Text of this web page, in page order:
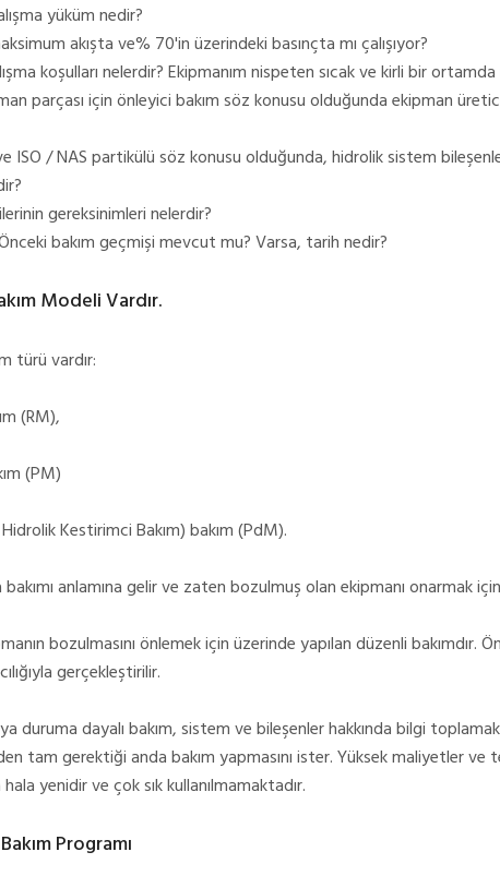
yüküm nedir?
akışta ve% 70'in üzerindeki basınçta mı çalışıyor?
koşulları nelerdir? Ekipmanım nispeten sıcak ve kirli bir
parçası için önleyici bakım söz konusu olduğunda ekipman
ISO / NAS partikülü söz konusu olduğunda, hidrolik sistem
gereksinimleri nelerdir?
bakım geçmişi mevcut mu? Varsa, tarih nedir?
Modeli Vardır.
türü vardır:
(RM),
(PM)
Kestirimci Bakım) bakım (PdM).
anlamına gelir ve zaten bozulmuş olan ekipmanı onarmak
bozulmasını önlemek için üzerinde yapılan düzenli bakımdır.
gerçekleştirilir.
duruma dayalı bakım, sistem ve bileşenler hakkında bilgi
tam gerektiği anda bakım yapmasını ister. Yüksek maliyetler ve
yenidir ve çok sık kullanılmamaktadır.
Programı